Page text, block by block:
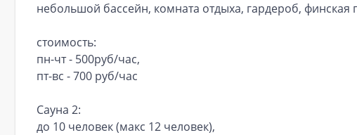
небольшой бассейн, комната отдыха, гардероб, финская
стоимость:
пн-чт - 500руб/час,
пт-вс - 700 руб/час
Сауна 2:
до 10 человек (макс 12 человек),